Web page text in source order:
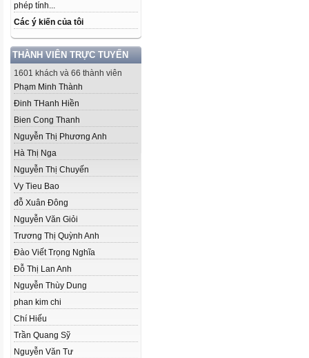
phép tính...
Các ý kiến của tôi
THÀNH VIÊN TRỰC TUYẾN
1601 khách và 66 thành viên
Phạm Minh Thành
Đinh THanh Hiền
Bien Cong Thanh
Nguyễn Thị Phương Anh
Hà Thị Nga
Nguyễn Thị Chuyến
Vy Tieu Bao
đỗ Xuân Đông
Nguyễn Văn Giỏi
Trương Thị Quỳnh Anh
Đào Viết Trọng Nghĩa
Đỗ Thị Lan Anh
Nguyễn Thùy Dung
phan kim chi
Chí Hiếu
Trần Quang Sỹ
Nguyễn Văn Tư